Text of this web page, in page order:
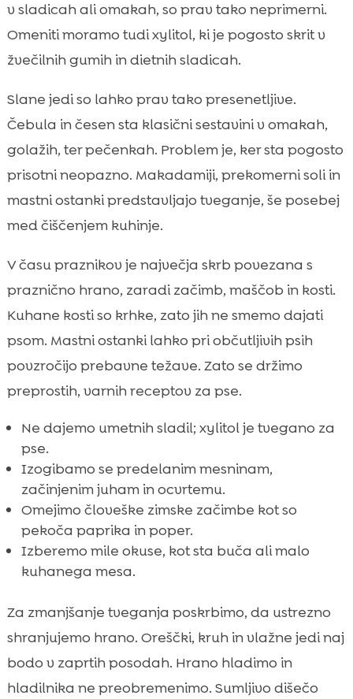
v sladicah ali omakah, so prav tako neprimerni.
Omeniti moramo tudi xylitol, ki je pogosto skrit v
žvečilnih gumih in dietnih sladicah.
Slane jedi so lahko prav tako presenetljive.
Čebula in česen sta klasični sestavini v omakah,
golažih, ter pečenkah. Problem je, ker sta pogosto
prisotni neopazno. Makadamiji, prekomerni soli in
mastni ostanki predstavljajo tveganje, še posebej
med čiščenjem kuhinje.
V času praznikov je največja skrb povezana s
praznično hrano, zaradi začimb, maščob in kosti.
Kuhane kosti so krhke, zato jih ne smemo dajati
psom. Mastni ostanki lahko pri občutljivih psih
povzročijo prebavne težave. Zato se držimo
preprostih, varnih receptov za pse.
Ne dajemo umetnih sladil; xylitol je tvegano za
pse.
Izogibamo se predelanim mesninam,
začinjenim juham in ocvrtemu.
Omejimo človeške zimske začimbe kot so
pekoča paprika in poper.
Izberemo mile okuse, kot sta buča ali malo
kuhanega mesa.
Za zmanjšanje tveganja poskrbimo, da ustrezno
shranjujemo hrano. Oreščki, kruh in vlažne jedi naj
bodo v zaprtih posodah. Hrano hladimo in
hladilnika ne preobremenimo. Sumljivo dišečo